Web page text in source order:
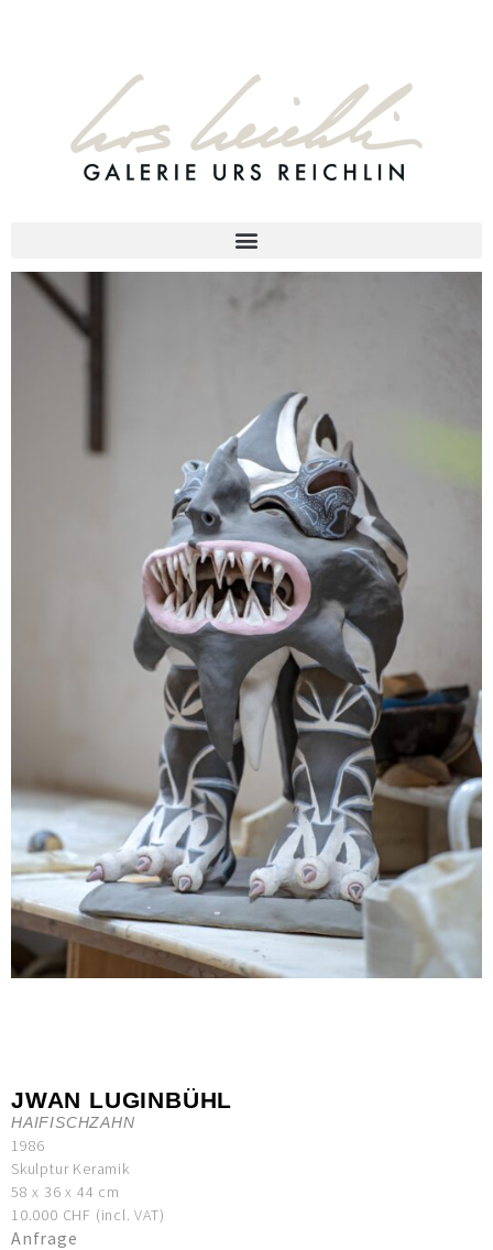
JWAN LUGINBÜHL
HAIFISCHZAHN
1986
Skulptur Keramik
58 x 36 x 44 cm
10.000 CHF (incl. VAT)
Anfrage